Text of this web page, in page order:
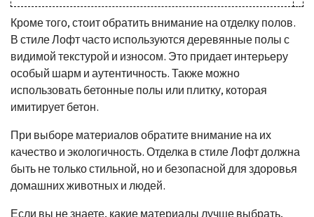
Кроме того, стоит обратить внимание на отделку полов.
В стиле Лофт часто используются деревянные полы с
видимой текстурой и износом. Это придает интерьеру
особый шарм и аутентичность. Также можно
использовать бетонные полы или плитку, которая
имитирует бетон.
При выборе материалов обратите внимание на их
качество и экологичность. Отделка в стиле Лофт должна
быть не только стильной, но и безопасной для здоровья
домашних животных и людей.
Если вы не знаете, какие материалы лучше выбрать,